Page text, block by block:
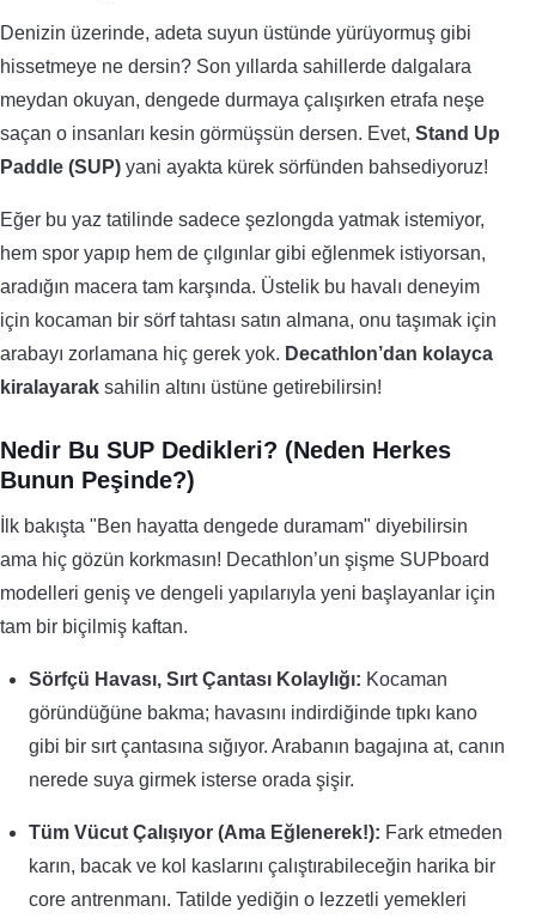
Denizin üzerinde, adeta suyun üstünde yürüyormuş gibi
hissetmeye ne dersin? Son yıllarda sahillerde dalgalara
meydan okuyan, dengede durmaya çalışırken etrafa neşe
saçan o insanları kesin görmüşsün dersen. Evet, Stand Up
Paddle (SUP) yani ayakta kürek sörfünden bahsediyoruz!
Eğer bu yaz tatilinde sadece şezlongda yatmak istemiyor,
hem spor yapıp hem de çılgınlar gibi eğlenmek istiyorsan,
aradığın macera tam karşında. Üstelik bu havalı deneyim
için kocaman bir sörf tahtası satın almana, onu taşımak için
arabayı zorlamana hiç gerek yok. Decathlon’dan kolayca
kiralayarak sahilin altını üstüne getirebilirsin!
Nedir Bu SUP Dedikleri? (Neden Herkes
Bunun Peşinde?)
İlk bakışta "Ben hayatta dengede duramam" diyebilirsin
ama hiç gözün korkmasın! Decathlon’un şişme SUPboard
modelleri geniş ve dengeli yapılarıyla yeni başlayanlar için
tam bir biçilmiş kaftan.
Sörfçü Havası, Sırt Çantası Kolaylığı: Kocaman
göründüğüne bakma; havasını indirdiğinde tıpkı kano
gibi bir sırt çantasına sığıyor. Arabanın bagajına at, canın
nerede suya girmek isterse orada şişir.
Tüm Vücut Çalışıyor (Ama Eğlenerek!): Fark etmeden
karın, bacak ve kol kaslarını çalıştırabileceğin harika bir
core antrenmanı. Tatilde yediğin o lezzetli yemekleri